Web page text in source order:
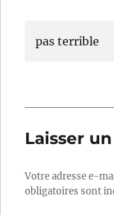
pas terrible
Laisser
Votre adresse e-
obligatoires sont